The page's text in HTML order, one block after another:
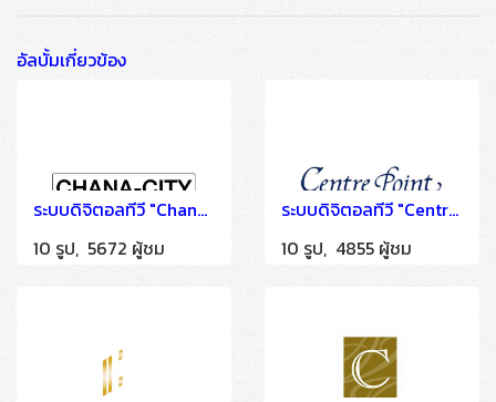
อัลบั้มเกี่ยวข้อง
ระบบดิจิตอลทีวี "Chana City Residence" ติดตั้งโดย HSTN
10 รูป, 5672 ผู้ชม
ระบบดิจิตอลทีวี "Centre Point Serviced Apartment Thonglor" ติดตั้งโดย HSTN
10 รูป, 4855 ผู้ชม